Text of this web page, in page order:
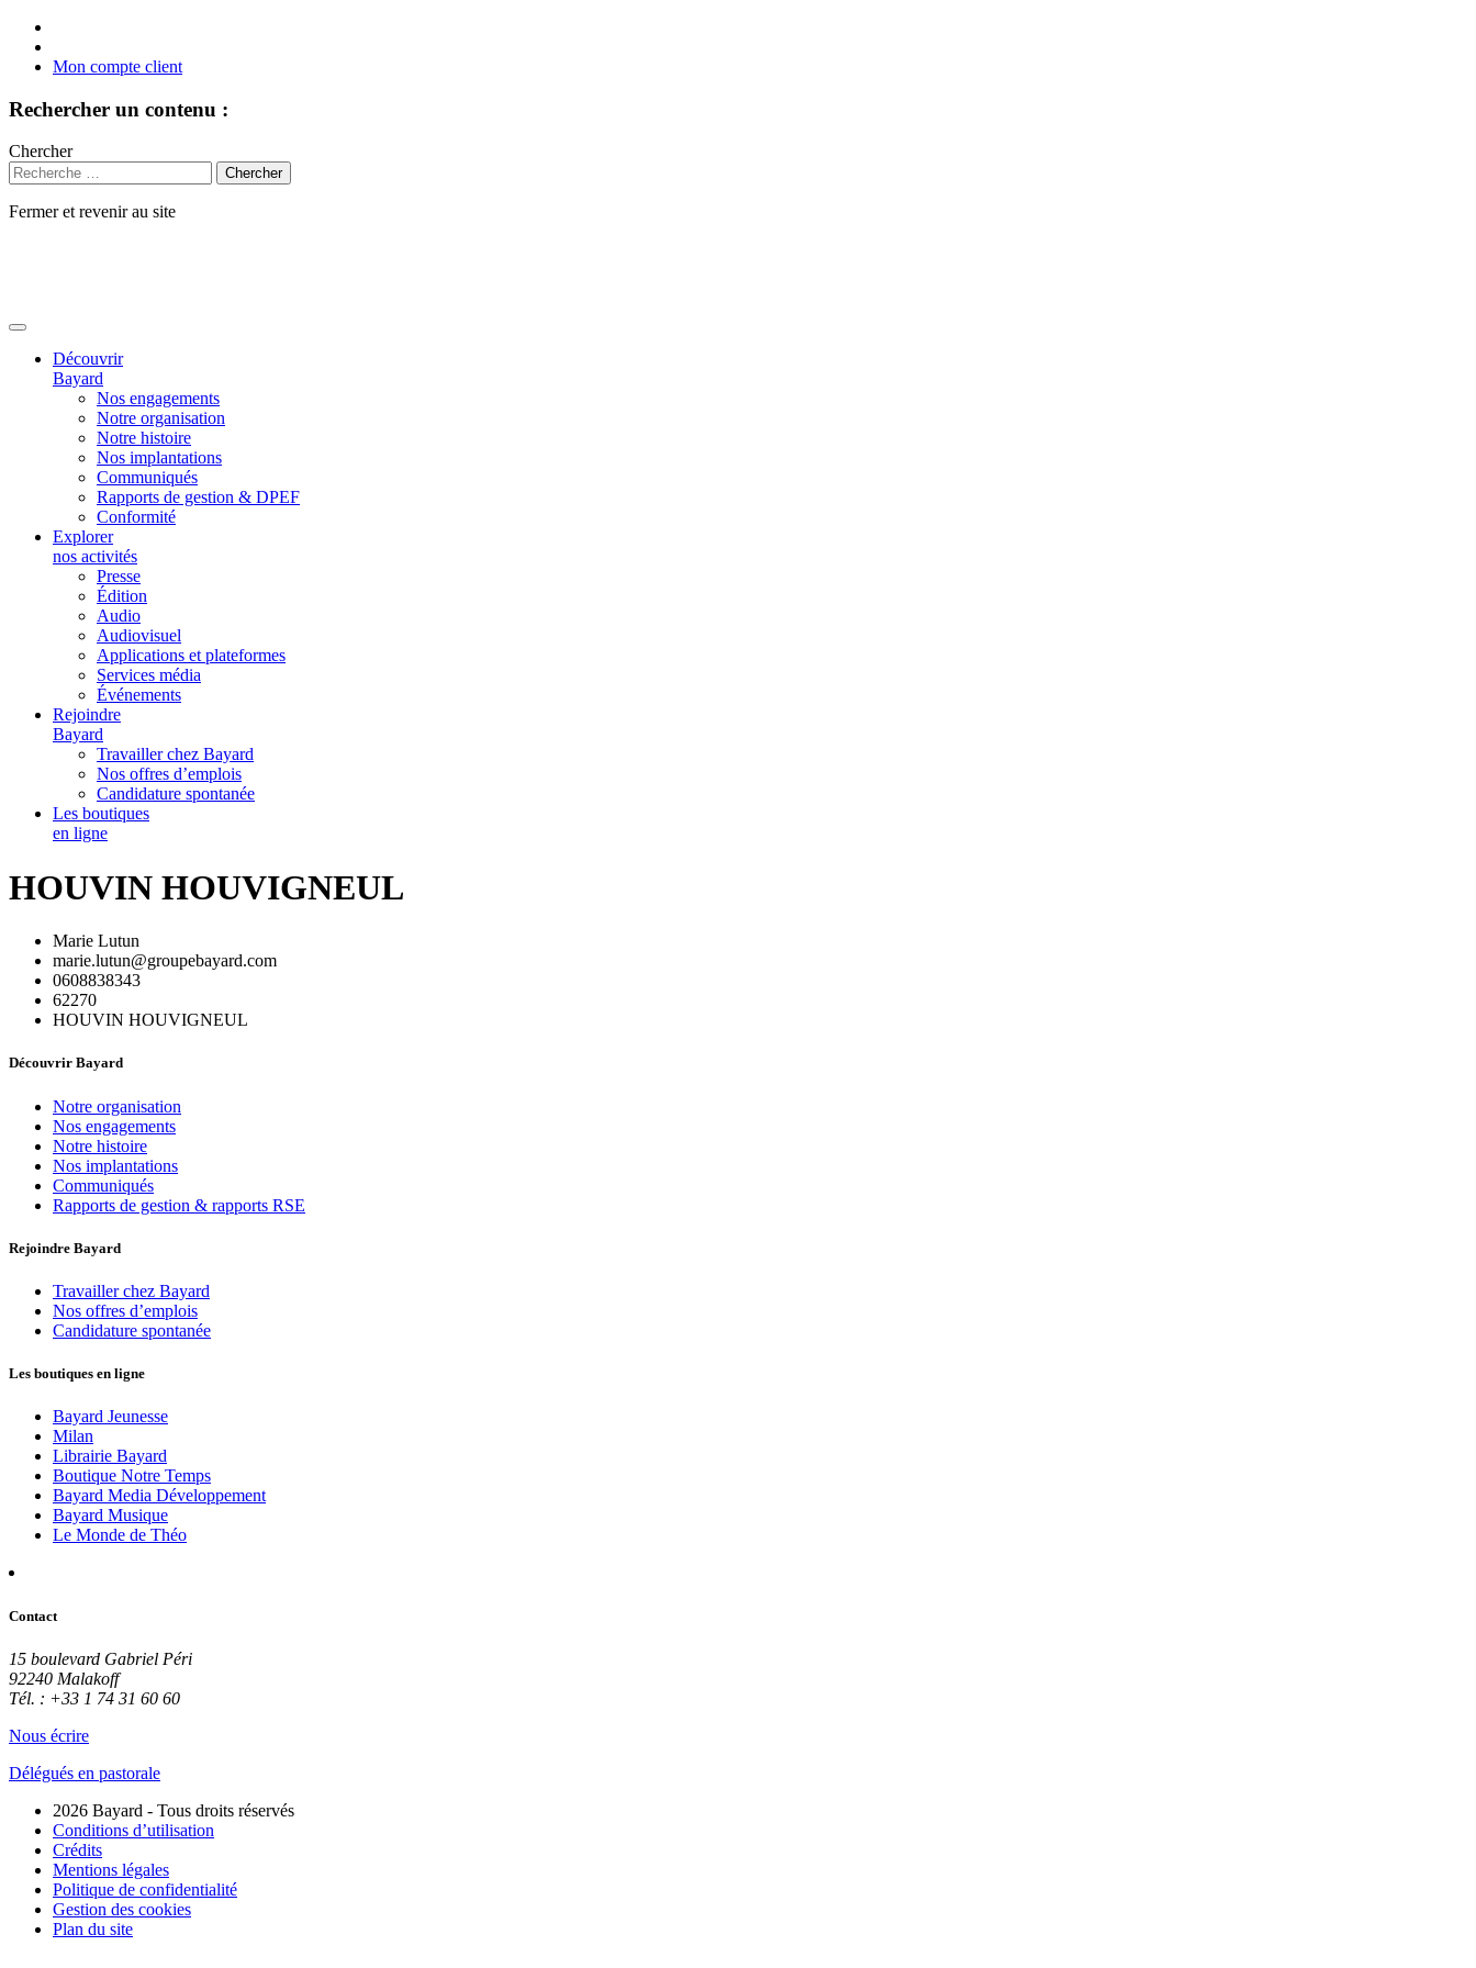
Mon compte client
Rechercher un contenu :
Chercher
Fermer et revenir au site
Découvrir
Bayard
Nos engagements
Notre organisation
Notre histoire
Nos implantations
Communiqués
Rapports de gestion & DPEF
Conformité
Explorer
nos activités
Presse
Édition
Audio
Audiovisuel
Applications et plateformes
Services média
Événements
Rejoindre
Bayard
Travailler chez Bayard
Nos offres d’emplois
Candidature spontanée
Les boutiques
en ligne
HOUVIN HOUVIGNEUL
Marie Lutun
marie.lutun@groupebayard.com
0608838343
62270
HOUVIN HOUVIGNEUL
Découvrir Bayard
Notre organisation
Nos engagements
Notre histoire
Nos implantations
Communiqués
Rapports de gestion & rapports RSE
Rejoindre Bayard
Travailler chez Bayard
Nos offres d’emplois
Candidature spontanée
Les boutiques en ligne
Bayard Jeunesse
Milan
Librairie Bayard
Boutique Notre Temps
Bayard Media Développement
Bayard Musique
Le Monde de Théo
Contact
15 boulevard Gabriel Péri
92240 Malakoff
Tél. : +33 1 74 31 60 60
Nous écrire
Délégués en pastorale
2026 Bayard - Tous droits réservés
Conditions d’utilisation
Crédits
Mentions légales
Politique de confidentialité
Gestion des cookies
Plan du site